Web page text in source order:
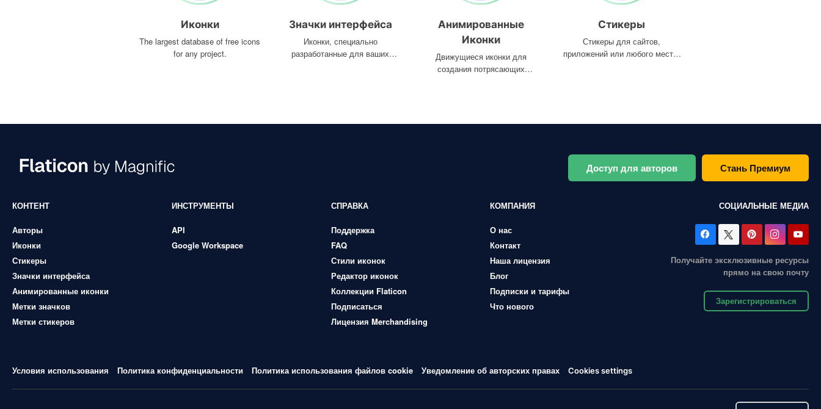
Иконки
The largest database of free icons
for any project.
Значки интерфейса
Иконки, специально
разработанные для ваших
Анимированные
Иконки
Движущиеся иконки для
создания потрясающих
Стикеры
Стикеры для сайтов,
приложений или любого места,
Доступ для авторов Стань Премиум
КОНТЕНТ
Авторы
Иконки
Стикеры
Значки интерфейса
Анимированные иконки
Метки значков
Метки стикеров
ИНСТРУМЕНТЫ
API
Google Workspace
СПРАВКА
Поддержка
FAQ
Стили иконок
Редактор иконок
Коллекции Flaticon
Подписаться
Лицензия Merchandising
КОМПАНИЯ
О нас
Контакт
Наша лицензия
Блог
Подписки и тарифы
Что нового
СОЦИАЛЬНЫЕ МЕДИА
Получайте эксклюзивные ресурсы
прямо на свою почту
Зарегистрироваться
Условия использования Политика конфиденциальности Политика использования файлов cookie Уведомление об авторских правах Cookies settings